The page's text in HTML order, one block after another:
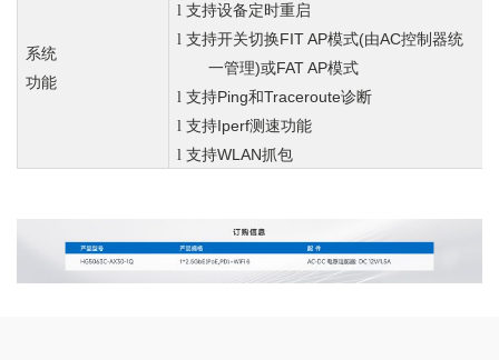
系统
功能
l支持设备定时重启
l支持开关切换FIT AP模式(由AC控制器统
一管理)或FAT AP模式
l支持Ping和Traceroute诊断
l支持Iperf测速功能
l支持WLAN抓包